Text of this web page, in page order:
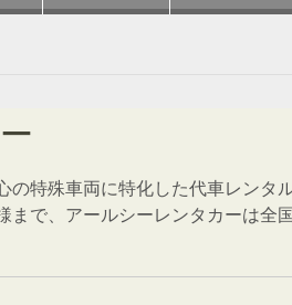
特殊車両に特化した代車レンタ
まで、アールシーレンタカーは全